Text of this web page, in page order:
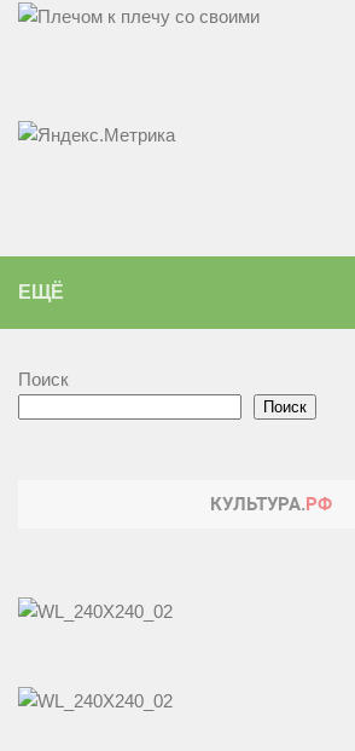
ЕЩЁ
Поиск
Поиск